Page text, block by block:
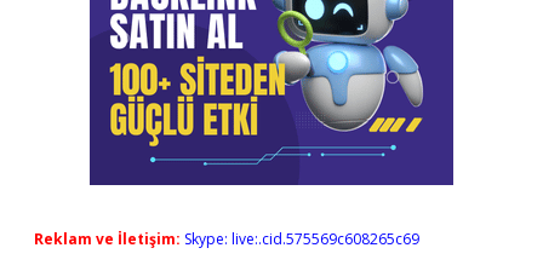
Reklam ve İletişim: Skype: live:.cid.575569c608265c69